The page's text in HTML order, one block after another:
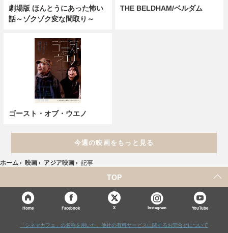
劇場版 ほんとうにあった怖い
話～ゾクゾク変な間取り～
THE BELDHAM/ベルダム
ゴースト・オブ・ウエノ
今週の映画をもっと見る
ホーム › 映画 › アジア映画 › 記事
TOP
Home Facebook X Instagram YouTube
「シネマカフェ」の名称を用いた、他社の有料サービスに関するお問合せについて